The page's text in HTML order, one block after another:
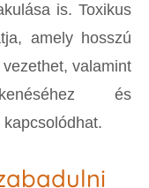
is. Toxikus
amely hosszú
valamint
és